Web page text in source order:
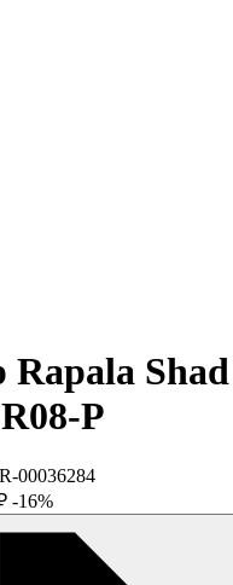
Rapala
P
00036284
-16%